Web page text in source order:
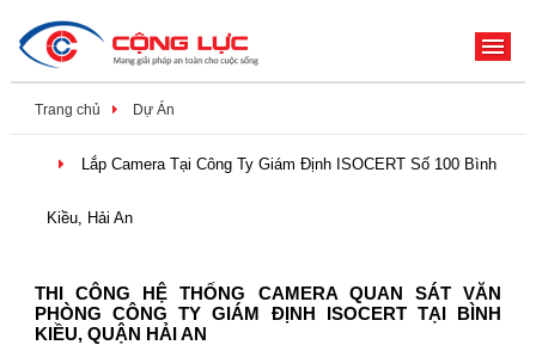
Trang chủ Dự Án
Lắp Camera Tại Công Ty Giám Định ISOCERT Số 100 Bình
Kiều, Hải An
THI CÔNG HỆ THỐNG CAMERA QUAN SÁT VĂN
PHÒNG CÔNG TY GIÁM ĐỊNH ISOCERT TẠI BÌNH
KIỀU, QUẬN HẢI AN